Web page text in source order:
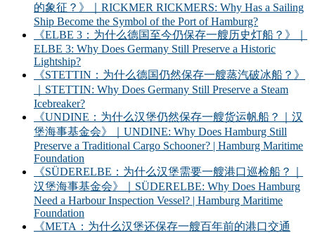
的象征？》｜RICKMER RICKMERS: Why Has a Sailing
Ship Become the Symbol of the Port of Hamburg?
《ELBE 3：为什么德国至今仍保存一艘历史灯船？》｜
ELBE 3: Why Does Germany Still Preserve a Historic
Lightship?
《STETTIN：为什么德国仍然保存一艘蒸汽破冰船？》
｜STETTIN: Why Does Germany Still Preserve a Steam
Icebreaker?
《UNDINE：为什么汉堡仍然保存一艘货运帆船？｜汉
堡海事基金会》｜UNDINE: Why Does Hamburg Still
Preserve a Traditional Cargo Schooner? | Hamburg Maritime
Foundation
《SÜDERELBE：为什么汉堡需要一艘港口巡检船？｜
汉堡海事基金会》｜SÜDERELBE: Why Does Hamburg
Need a Harbour Inspection Vessel? | Hamburg Maritime
Foundation
《META：为什么汉堡还保存一艘百年前的港口交通